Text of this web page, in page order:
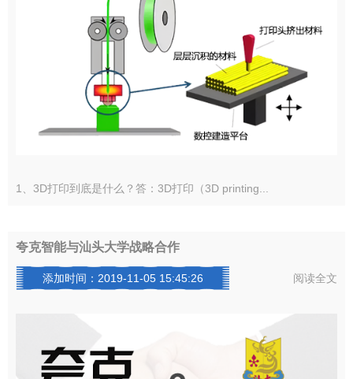
1、3D打印到底是什么？答：3D打印（3D printing...
夸克智能与汕头大学战略合作
添加时间：2019-11-05 15:45:26 阅读全文